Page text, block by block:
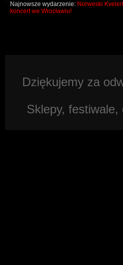
Najnowsze wydarzenie: Norweski
koncert we Wrocławiu!
Dziękujemy za
Sklepy, festiwale,